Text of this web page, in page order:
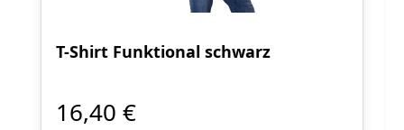
T-Shirt Funktional schwarz
16,40 €